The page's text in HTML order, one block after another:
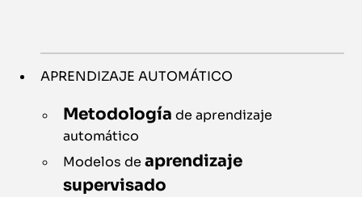
APRENDIZAJE AUTOMÁTICO
Metodología de aprendizaje
automático
Modelos deaprendizaje
supervisado